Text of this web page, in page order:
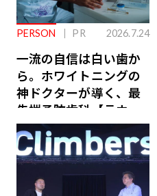
PERSON PR 2026.7.24
一流の自信は白い歯か
ら。ホワイトニングの
神ドクターが導く、最
先端予防歯科【ラウン
ジ会員特典あり】